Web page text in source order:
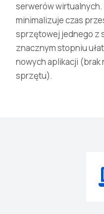
serwerów
minimalizuje czas
sprzętowej jednego z
znacznym stopniu
nowych aplikacji (brak
sprzętu).